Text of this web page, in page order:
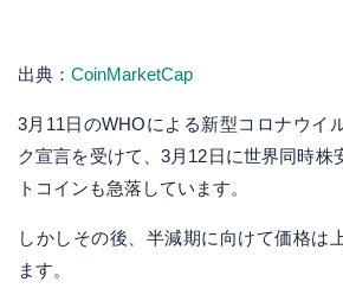
出典： CoinMarketCap
3月11日のWHOによる新型コロナウイ
ク宣言を受けて、3月12日に世界同時株
トコインも急落しています。
しかしその後、半減期に向けて価格は
ます。